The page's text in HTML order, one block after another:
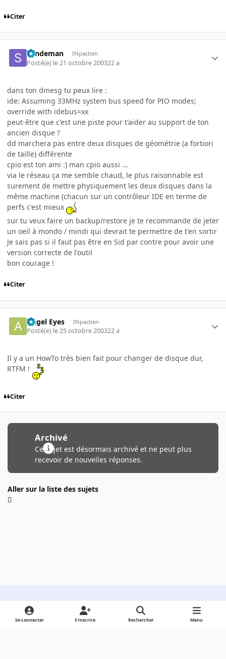
Citer
Sandeman INpactien
Posté(e) le 21 octobre 200322 a
dans ton dmesg tu peux lire :
ide: Assuming 33MHz system bus speed for PIO modes;
override with idebus=xx
peut-être que c'est une piste pour t'aider au support de ton
ancien disque ?
dd marchera pas entre deux disques de géométrie (a fortiori
de taille) différente
cpio est ton ami :) man cpio aussi ...
via le réseau ça me semble chaud, le plus raisonnable est
surement de mettre physiquement les deux disques dans la
même machine (chacun sur un contrôleur IDE en terme de
perfs c'est mieux
sur tu veux faire un backup/restore je te recommande de jeter
un oeil à mondo / mindi qui devrait te permettre de t'en sortir
Je sais pas si il faut pas être en Sid par contre pour avoir une
version correcte de l'outil
bon courage !
Citer
Angel Eyes INpactien
Posté(e) le 25 octobre 200322 a
Il y a un HowTo très bien fait pour changer de disque dur,
RTFM !
Citer
Archivé
Ce sujet est désormais archivé et ne peut plus
recevoir de nouvelles réponses.
Aller sur la liste des sujets
Light ModeDark ModeSystem Preference
Se connecter S’inscrire Rechercher Menu